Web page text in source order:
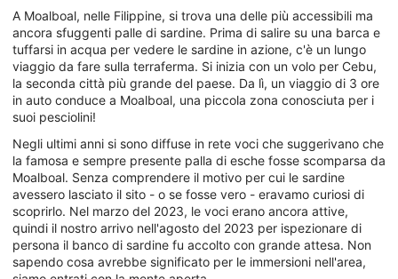
A Moalboal, nelle Filippine, si trova una delle più accessibili ma
ancora sfuggenti palle di sardine. Prima di salire su una barca e
tuffarsi in acqua per vedere le sardine in azione, c'è un lungo
viaggio da fare sulla terraferma. Si inizia con un volo per Cebu,
la seconda città più grande del paese. Da lì, un viaggio di 3 ore
in auto conduce a Moalboal, una piccola zona conosciuta per i
suoi pesciolini!
Negli ultimi anni si sono diffuse in rete voci che suggerivano che
la famosa e sempre presente palla di esche fosse scomparsa da
Moalboal. Senza comprendere il motivo per cui le sardine
avessero lasciato il sito - o se fosse vero - eravamo curiosi di
scoprirlo. Nel marzo del 2023, le voci erano ancora attive,
quindi il nostro arrivo nell'agosto del 2023 per ispezionare di
persona il banco di sardine fu accolto con grande attesa. Non
sapendo cosa avrebbe significato per le immersioni nell'area,